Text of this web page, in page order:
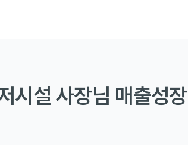
시설 사장님 매출성장